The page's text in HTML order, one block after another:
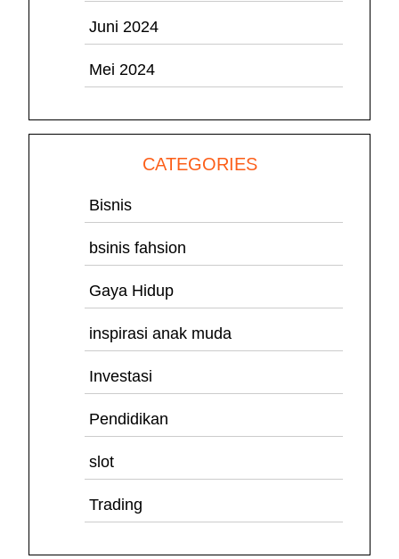
Juni 2024
Mei 2024
CATEGORIES
Bisnis
bsinis fahsion
Gaya Hidup
inspirasi anak muda
Investasi
Pendidikan
slot
Trading